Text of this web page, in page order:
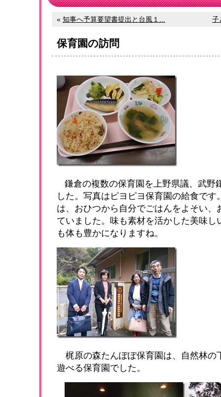
« 知事へ予算要望書提出と台風１... 子
保育園の訪問
鎌倉の複数の保育園を上野県議、武野
した。写真はピヨピヨ保育園の給食で
は、おひつから自分でごはんをよそい、
ていました。味も素材を活かした美味し
も体も豊かになりますね。
梶原の森たんぽぽ保育園は、自然林の
遊べる保育園でした。